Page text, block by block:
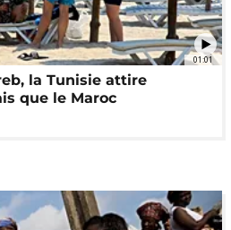
01:01
la Tunisie attire
que le Maroc